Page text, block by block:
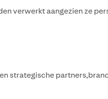
aangezien ze
strategische